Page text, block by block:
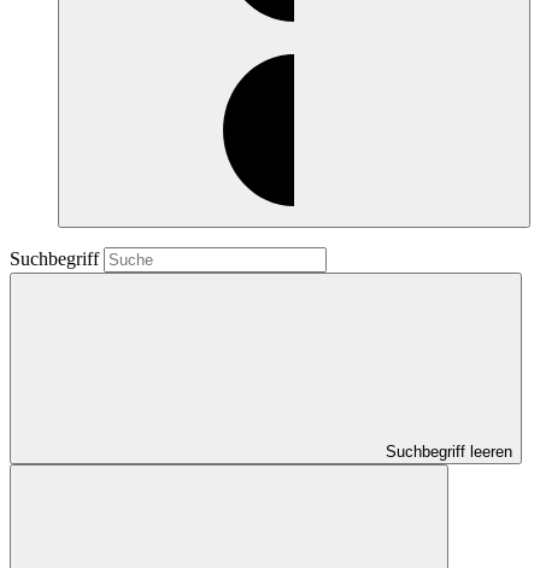
Suchbegriff
Suchbegriff leeren